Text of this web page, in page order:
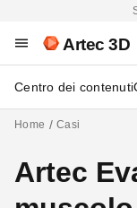
Artec 3D
Centro dei contenuti
Home Casi
Artec